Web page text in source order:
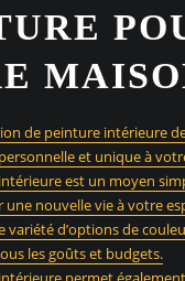
de peinture intérieure
et unique à
est un moyen
nouvelle vie à votre
variété d’options de
les goûts et budgets.